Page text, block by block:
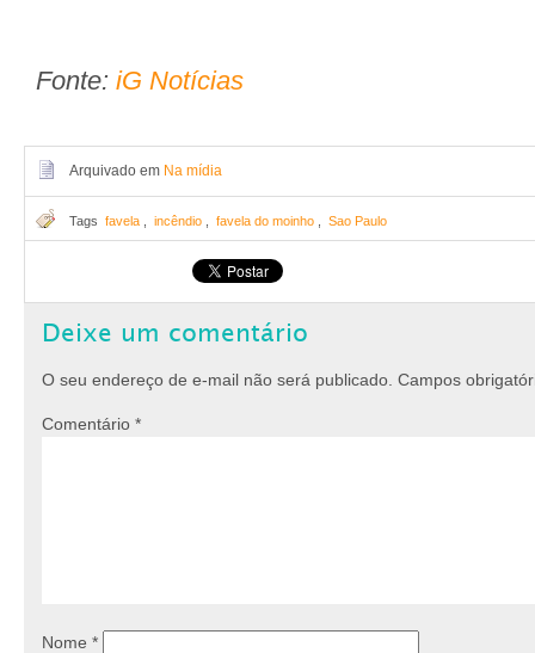
Fonte: iG Notícias
Arquivado em Na mídia
Tags favela incêndio favela do moinho Sao Paulo
Deixe um comentário
O seu endereço de e-mail não será publicado. Campos
Comentário *
Nome *